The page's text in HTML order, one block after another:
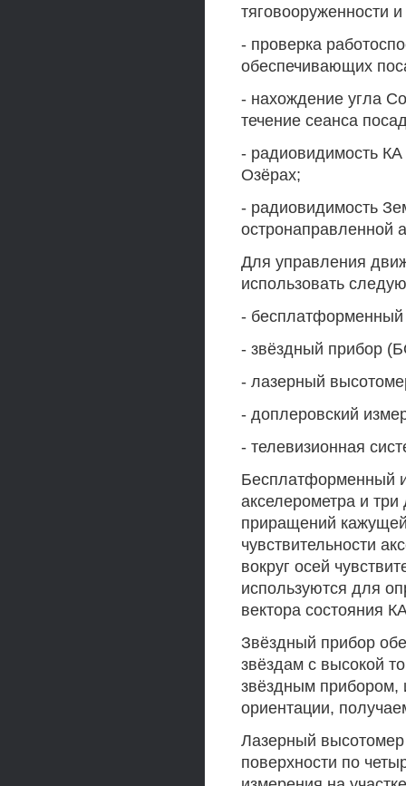
тяговооруженности
- проверка
обеспечивающих
- нахождение угла
течение сеанса
- радиовидимость
Озёрах;
- радиовидимость
остронаправленной
Для управления
использовать
-
- звёздный прибор
- лазерный
- доплеровский
- телевизионная
Бесплатформенный
акселерометра и три
приращений
чувствительности
вокруг осей
используются для
вектора состояния
Звёздный прибор
звёздам с высокой
звёздным прибором,
ориентации,
Лазерный высотомер
поверхности по